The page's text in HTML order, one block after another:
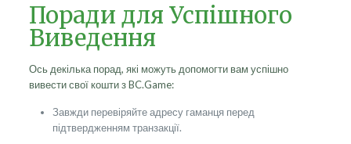
Поради для Успішного
Виведення
Ось декілька порад, які можуть допомогти вам успішно
вивести свої кошти з BC.Game:
Завжди перевіряйте адресу гаманця перед
підтвердженням транзакції.